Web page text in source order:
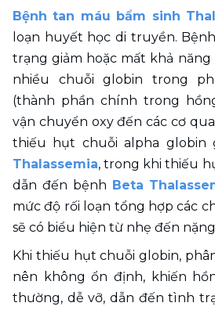
Bệnh tan máu bẩm sinh
loạn huyết học di truyền.
trạng giảm hoặc mất khả
nhiều chuỗi globin trong
(thành phần chính trong
vận chuyển oxy đến các cơ
thiếu hụt chuỗi alpha globin
Thalassemia, trong khi thiếu
dẫn đến bệnh Beta
mức độ rối loạn tổng hợp các
sẽ có biểu hiện từ nhẹ đến
Khi thiếu hụt chuỗi globin,
nên không ổn định, khiến
thường, dễ vỡ, dẫn đến tình